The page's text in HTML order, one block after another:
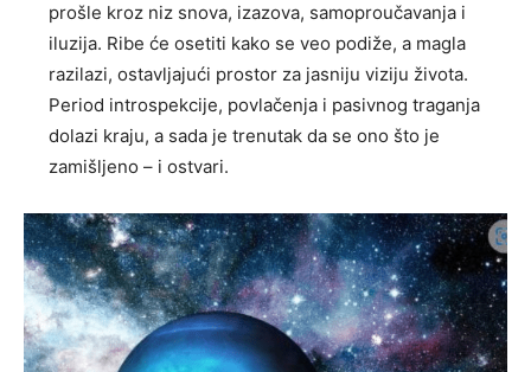
prošle kroz niz snova, izazova, samoproučavanja i
iluzija. Ribe će osetiti kako se veo podiže, a magla
razilazi, ostavljajući prostor za jasniju viziju života.
Period introspekcije, povlačenja i pasivnog traganja
dolazi kraju, a sada je trenutak da se ono što je
zamišljeno – i ostvari.